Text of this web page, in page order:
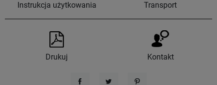
Instrukcja użytkowania Transport
Drukuj Kontakt